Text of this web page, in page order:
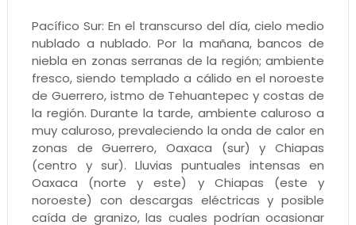
Pacífico Sur: En el transcurso del día, cielo medio
nublado a nublado. Por la mañana, bancos de
niebla en zonas serranas de la región; ambiente
fresco, siendo templado a cálido en el noroeste
de Guerrero, istmo de Tehuantepec y costas de
la región. Durante la tarde, ambiente caluroso a
muy caluroso, prevaleciendo la onda de calor en
zonas de Guerrero, Oaxaca (sur) y Chiapas
(centro y sur). Lluvias puntuales intensas en
Oaxaca (norte y este) y Chiapas (este y
noroeste) con descargas eléctricas y posible
caída de granizo, las cuales podrían ocasionar